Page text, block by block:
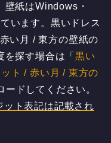
紙はWindows・
います。黒いドレス
い月 / 東方の壁紙の
を探す場合は「黒い
ト / 赤い月 / 東方の
ードしてください。
ット表記は記載され